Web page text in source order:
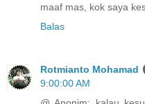
maaf mas, kok saya
Balas
Rotmianto Mohamad
9:00:00 AM